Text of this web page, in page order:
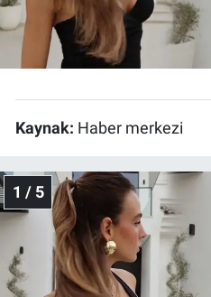
Kaynak: Haber merkezi
1 / 5